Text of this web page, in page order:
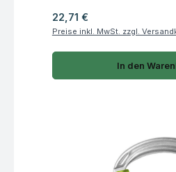
Regulärer Preis:
22,71 €
Preise inkl. MwSt. zzgl.
In den